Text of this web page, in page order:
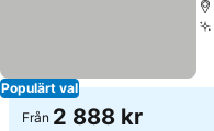
Populärt val
Från 2 888 kr